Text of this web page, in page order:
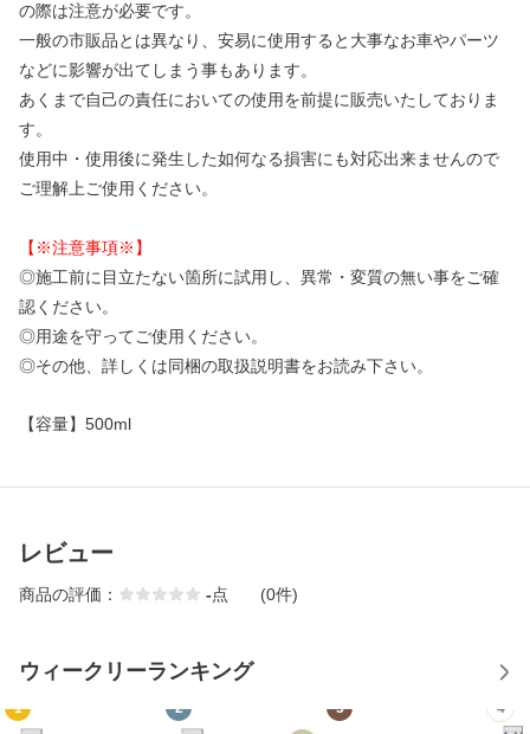
の際は注意が必要です。
一般の市販品とは異なり、安易に使用すると大事なお車やパーツ
などに影響が出てしまう事もあります。
あくまで自己の責任においての使用を前提に販売いたしておりま
す。
使用中・使用後に発生した如何なる損害にも対応出来ませんので
ご理解上ご使用ください。
【※注意事項※】
◎施工前に目立たない箇所に試用し、異常・変質の無い事をご確
認ください。
◎用途を守ってご使用ください。
◎その他、詳しくは同梱の取扱説明書をお読み下さい。
【容量】 500ml
レビュー
商品の評価： -点 (0件)
ウィークリーランキング
1 2 3 4